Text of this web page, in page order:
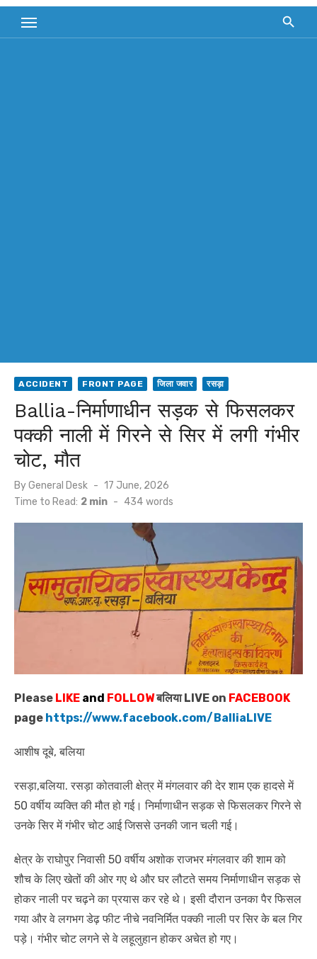
ACCIDENT FRONT PAGE जिला जवार रसड़ा
Ballia-निर्माणाधीन सड़क से फिसलकर
पक्की नाली में गिरने से सिर में लगी गंभीर
चोट, मौत
ByGeneral Desk
Posted
on
17 June, 2026
Time to Read: 2 min - 434 words
Please LIKE and FOLLOWबलिया LIVE on FACEBOOK
page https://www.facebook.com/BalliaLIVE
आशीष दूबे, बलिया
रसड़ा,बलिया. रसड़ा कोतवाली क्षेत्र में मंगलवार की देर शाम एक हादसे में
50 वर्षीय व्यक्ति की मौत हो गई। निर्माणाधीन सड़क से फिसलकर गिरने से
उनके सिर में गंभीर चोट आई जिससे उनकी जान चली गई।
क्षेत्र के राघोपुर निवासी 50 वर्षीय अशोक राजभर मंगलवार की शाम को
शौच के लिए खेतों की ओर गए थे और घर लौटते समय निर्माणाधीन सड़क से
होकर नाली पर चढ़ने का प्रयास कर रहे थे। इसी दौरान उनका पैर फिसल
गया और वे लगभग डेढ़ फीट नीचे नवनिर्मित पक्की नाली पर सिर के बल गिर
पड़े। गंभीर चोट लगने से वे लहूलुहान होकर अचेत हो गए।